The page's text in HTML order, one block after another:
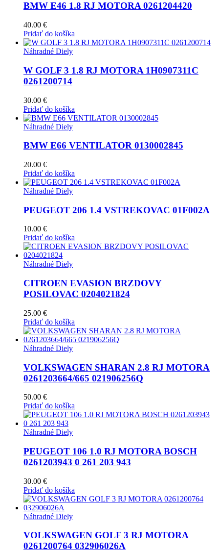
BMW E46 1.8 RJ MOTORA 0261204420
40.00 €
Pridať do košíka
Náhradné Diely
W GOLF 3 1.8 RJ MOTORA 1H0907311C
0261200714
30.00 €
Pridať do košíka
Náhradné Diely
BMW E66 VENTILATOR 0130002845
20.00 €
Pridať do košíka
Náhradné Diely
PEUGEOT 206 1.4 VSTREKOVAC 01F002A
10.00 €
Pridať do košíka
Náhradné Diely
CITROEN EVASION BRZDOVY
POSILOVAC 0204021824
25.00 €
Pridať do košíka
Náhradné Diely
VOLKSWAGEN SHARAN 2.8 RJ MOTORA
0261203664/665 021906256Q
50.00 €
Pridať do košíka
Náhradné Diely
PEUGEOT 106 1.0 RJ MOTORA BOSCH
0261203943 0 261 203 943
30.00 €
Pridať do košíka
Náhradné Diely
VOLKSWAGEN GOLF 3 RJ MOTORA
0261200764 032906026A